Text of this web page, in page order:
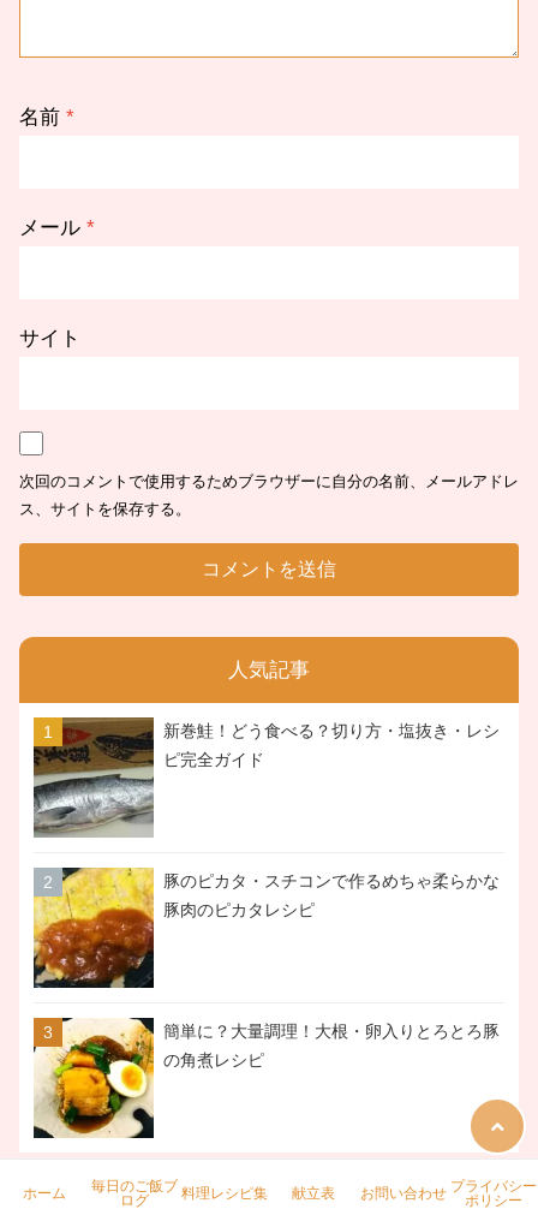
名前 *
メール *
サイト
次回のコメントで使用するためブラウザーに自分の名前、メールアドレ
ス、サイトを保存する。
人気記事
新巻鮭！どう食べる？切り方・塩抜き・レシ
ピ完全ガイド
豚のピカタ・スチコンで作るめちゃ柔らかな
豚肉のピカタレシピ
簡単に？大量調理！大根・卵入りとろとろ豚
の角煮レシピ
ホーム
毎日のご飯ブ
ログ
料理レシピ集 献立表 お問い合わせ プライバシー
ポリシー